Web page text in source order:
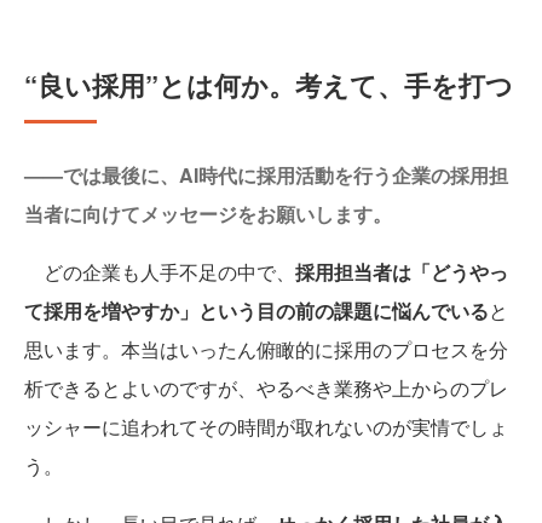
“良い採用”とは何か。考えて、手を打つ
——では最後に、AI時代に採用活動を行う企業の採用担
当者に向けてメッセージをお願いします。
どの企業も人手不足の中で、 採用担当者は「どうやっ
て採用を増やすか」という目の前の課題に悩んでいると
思います。本当はいったん俯瞰的に採用のプロセスを分
析できるとよいのですが、やるべき業務や上からのプレ
ッシャーに追われてその時間が取れないのが実情でしょ
う。